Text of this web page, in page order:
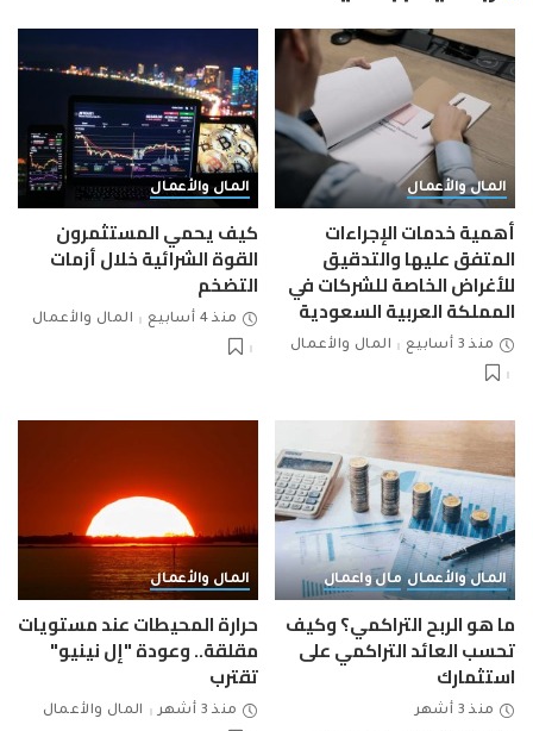
المال والأعمال
أهمية خدمات الإجراءات
المتفق عليها والتدقيق
للأغراض الخاصة للشركات في
المملكة العربية السعودية
منذ 3 أسابيع المال والأعمال
المال والأعمال
كيف يحمي المستثمرون
القوة الشرائية خلال أزمات
التضخم
منذ 4 أسابيع المال والأعمال
المال والأعمال مال واعمال
ما هو الربح التراكمي؟ وكيف
تحسب العائد التراكمي على
استثمارك
منذ 3 أشهر
المال والأعمال
حرارة المحيطات عند مستويات
مقلقة.. وعودة "إل نينيو"
تقترب
منذ 3 أشهر المال والأعمال